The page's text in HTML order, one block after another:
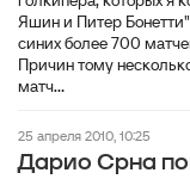
Яшин и Питер
синих более 700
Причин тому
матч...
25 апреля 2010, 10:25
Дарио Срна